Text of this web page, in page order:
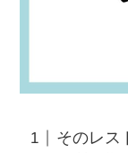
そのレス